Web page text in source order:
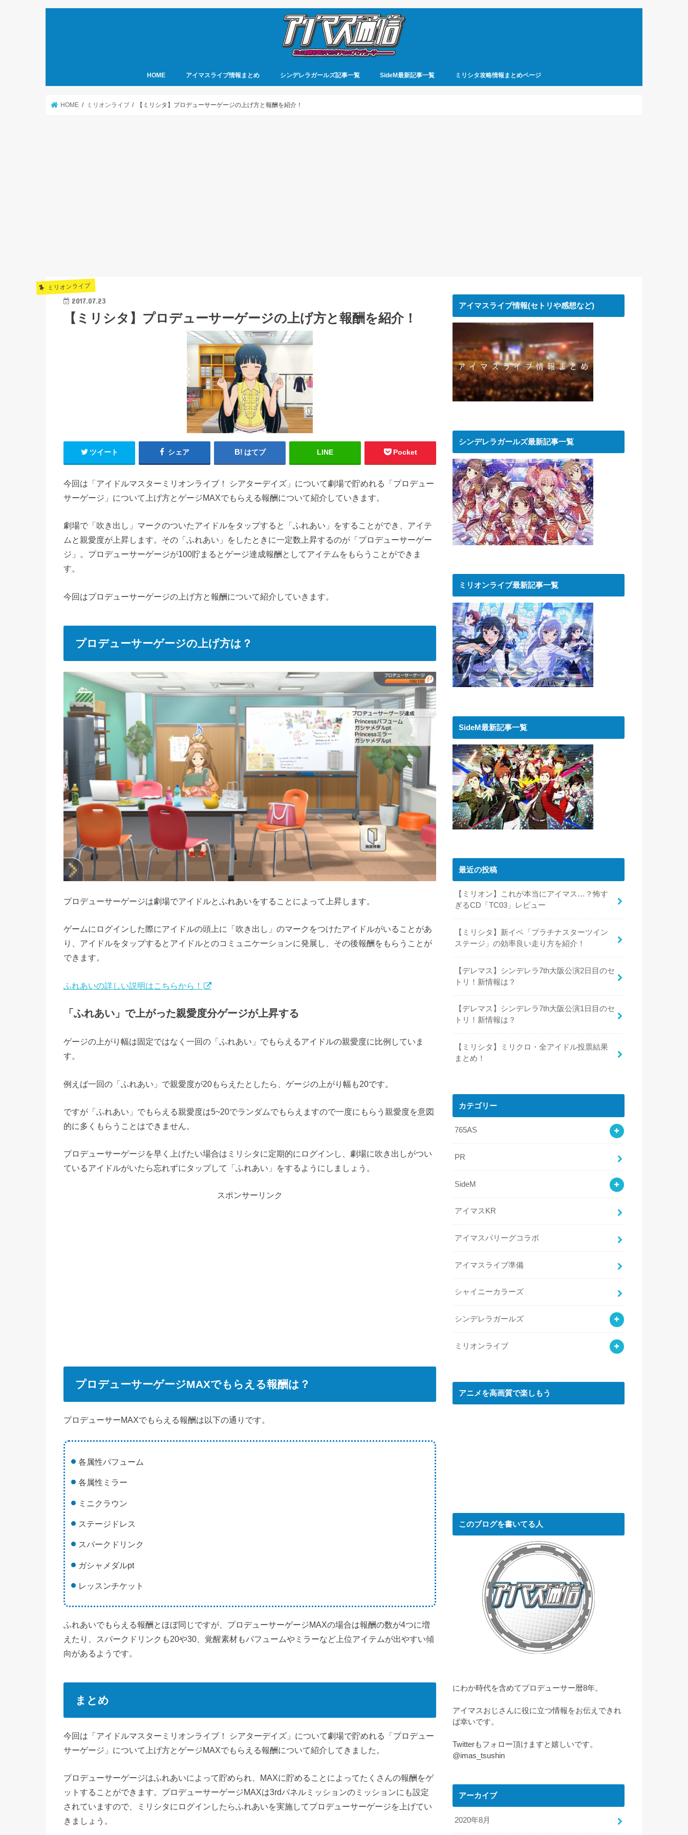
HOME アイマスライブ情報まとめ シンデレラガールズ記事一覧 SideM最新記事一覧 ミリシタ攻略情報まとめページ
HOME ミリオンライブ 【ミリシタ】プロデューサーゲージの上げ方と報酬を紹介！
ミリオンライブ
2017.07.23
【ミリシタ】プロデューサーゲージの上げ方と報酬を紹介！
ツイート シェア はてブ LINE Pocket
今回は「アイドルマスターミリオンライブ！ シアターデイズ」について劇場で貯めれる「プロデュー
サーゲージ」について上げ方とゲージMAXでもらえる報酬について紹介していきます。
劇場で「吹き出し」マークのついたアイドルをタップすると「ふれあい」をすることができ、アイテ
ムと親愛度が上昇します。その「ふれあい」をしたときに一定数上昇するのが「プロデューサーゲー
ジ」。プロデューサーゲージが100貯まるとゲージ達成報酬としてアイテムをもらうことができま
す。
今回はプロデューサーゲージの上げ方と報酬について紹介していきます。
プロデューサーゲージの上げ方は？
プロデューサーゲージは劇場でアイドルとふれあいをすることによって上昇します。
ゲームにログインした際にアイドルの頭上に「吹き出し」のマークをつけたアイドルがいることがあ
り、アイドルをタップするとアイドルとのコミュニケーションに発展し、その後報酬をもらうことが
できます。
ふれあいの詳しい説明はこちらから！
「ふれあい」で上がった親愛度分ゲージが上昇する
ゲージの上がり幅は固定ではなく一回の「ふれあい」でもらえるアイドルの親愛度に比例していま
す。
例えば一回の「ふれあい」で親愛度が20もらえたとしたら、ゲージの上がり幅も20です。
ですが「ふれあい」でもらえる親愛度は5~20でランダムでもらえますので一度にもらう親愛度を意図
的に多くもらうことはできません。
プロデューサーゲージを早く上げたい場合はミリシタに定期的にログインし、劇場に吹き出しがつい
ているアイドルがいたら忘れずにタップして「ふれあい」をするようにしましょう。
スポンサーリンク
プロデューサーゲージMAXでもらえる報酬は？
プロデューサーMAXでもらえる報酬は以下の通りです。
各属性パフューム
各属性ミラー
ミニクラウン
ステージドレス
スパークドリンク
ガシャメダルpt
レッスンチケット
ふれあいでもらえる報酬とほぼ同じですが、プロデューサーゲージMAXの場合は報酬の数が4つに増
えたり、スパークドリンクも20や30、覚醒素材もパフュームやミラーなど上位アイテムが出やすい傾
向があるようです。
まとめ
今回は「アイドルマスターミリオンライブ！ シアターデイズ」について劇場で貯めれる「プロデュー
サーゲージ」について上げ方とゲージMAXでもらえる報酬について紹介してきました。
プロデューサーゲージはふれあいによって貯められ、MAXに貯めることによってたくさんの報酬をゲ
ットすることができます。プロデューサーゲージMAXは3rdパネルミッションのミッションにも設定
されていますので、ミリシタにログインしたらふれあいを実施してプロデューサーゲージを上げてい
きましょう。
アイマスライブ情報(セトリや感想など)
シンデレラガールズ最新記事一覧
ミリオンライブ最新記事一覧
SideM最新記事一覧
最近の投稿
【ミリオン】これが本当にアイマス…？怖す
ぎるCD「TC03」レビュー
【ミリシタ】新イベ「プラチナスターツイン
ステージ」の効率良い走り方を紹介！
【デレマス】シンデレラ7th大阪公演2日目のセ
トリ！新情報は？
【デレマス】シンデレラ7th大阪公演1日目のセ
トリ！新情報は？
【ミリシタ】ミリクロ・全アイドル投票結果
まとめ！
カテゴリー
765AS
PR
SideM
アイマスKR
アイマスパリーグコラボ
アイマスライブ準備
シャイニーカラーズ
シンデレラガールズ
ミリオンライブ
アニメを高画質で楽しもう
このブログを書いてる人
にわか時代を含めてプロデューサー暦8年。
アイマスおじさんに役に立つ情報をお伝えできれ
ば幸いです。
Twitterもフォロー頂けますと嬉しいです。
@imas_tsushin
アーカイブ
2020年8月